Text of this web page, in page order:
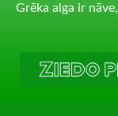
Grēka alga ir